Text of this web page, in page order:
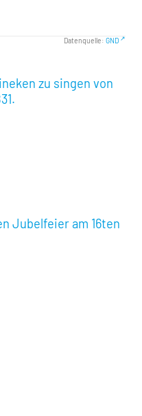
Datenquelle: GND
zu singen von
Jubelfeier am 16ten